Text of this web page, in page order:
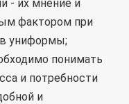
- их мнение и
фактором при
униформы;
понимать
и потребности
и